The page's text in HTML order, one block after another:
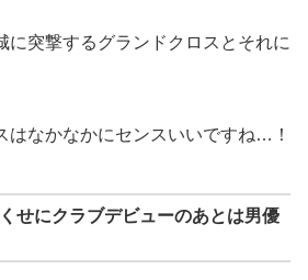
に突撃するグランドクロスとそれに
はなかなかにセンスいいですね…！
せにクラブデビューのあとは男優